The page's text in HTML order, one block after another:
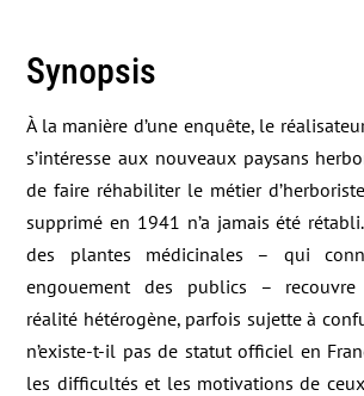
Synopsis
À la manière d’une enquête, le
s’intéresse aux nouveaux paysans
de faire réhabiliter le métier
supprimé en 1941 n’a jamais été
des plantes médicinales – qui
engouement des publics – recouvre
réalité hétérogène, parfois sujette à
n’existe-t-il pas de statut officiel en
les difficultés et les motivations de